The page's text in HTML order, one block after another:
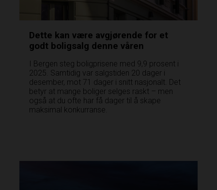
Dette kan være avgjørende for et
godt boligsalg denne våren
I Bergen steg boligprisene med 9,9 prosent i
2025. Samtidig var salgstiden 20 dager i
desember, mot 71 dager i snitt nasjonalt. Det
betyr at mange boliger selges raskt – men
også at du ofte har få dager til å skape
maksimal konkurranse.